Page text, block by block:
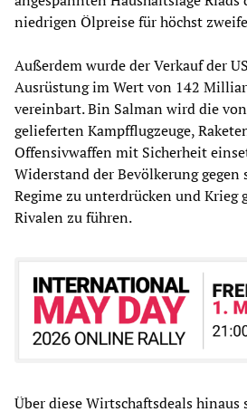
niedrigen Ölpreise für höchst
Außerdem wurde der Verkauf der
Ausrüstung im Wert von 142
vereinbart. Bin Salman wird die
gelieferten Kampfflugzeuge,
Offensivwaffen mit Sicherheit
Widerstand der Bevölkerung gegen
Regime zu unterdrücken und Krieg
Rivalen zu führen.
Über diese Wirtschaftsdeals